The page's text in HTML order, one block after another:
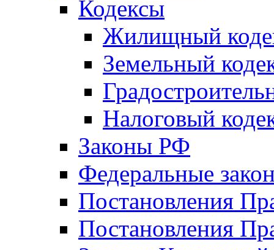
Кодексы
Жилищный
Земельный
Налоговый
Законы РФ
Федеральные
Постановления
Постановления